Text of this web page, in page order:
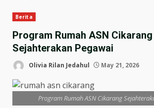
Berita
Program Rumah ASN Cikarang
Sejahterakan Pegawai
Olivia Rilan Jedahul May 21, 2026
Program Rumah ASN Cikarang